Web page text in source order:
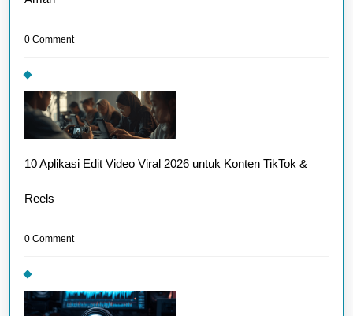
0 Comment
10 Aplikasi Edit Video Viral 2026 untuk Konten TikTok &
Reels
0 Comment